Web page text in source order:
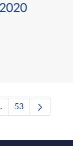
TAB per
intermèdies
Pàgina
53